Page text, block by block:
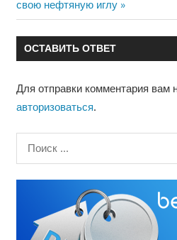
записям
запись:
свою нефтяную иглу
ОСТАВИТЬ ОТВЕТ
Для отправки комментария вам
авторизоваться.